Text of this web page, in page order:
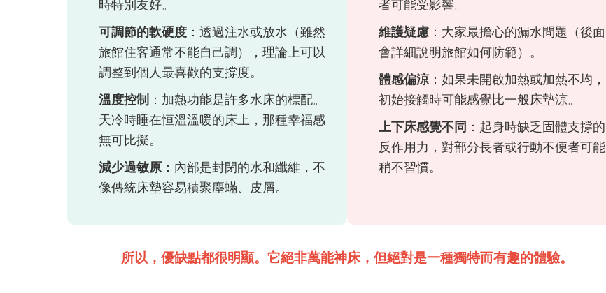
時特別友好。
可調節的軟硬度 ：透過注水或放水（雖然
旅館住客通常不能自己調），理論上可以
調整到個人最喜歡的支撐度。
溫度控制 ：加熱功能是許多水床的標配。
天冷時睡在恒溫溫暖的床上，那種幸福感
無可比擬。
減少過敏原 ：內部是封閉的水和纖維，不
像傳統床墊容易積聚塵蟎、皮屑。
者可能受影響。
維護疑慮 ：大家最擔心的漏水問題（後面
會詳細說明旅館如何防範）。
體感偏涼 ：如果未開啟加熱或加熱不均，
初始接觸時可能感覺比一般床墊涼。
上下床感覺不同 ：起身時缺乏固體支撐的
反作用力，對部分長者或行動不便者可能
稍不習慣。
所以，優缺點都很明顯。它絕非萬能神床，但絕對是一種獨特而有趣的體驗。